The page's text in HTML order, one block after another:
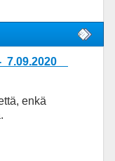
7.09.2020
enkä